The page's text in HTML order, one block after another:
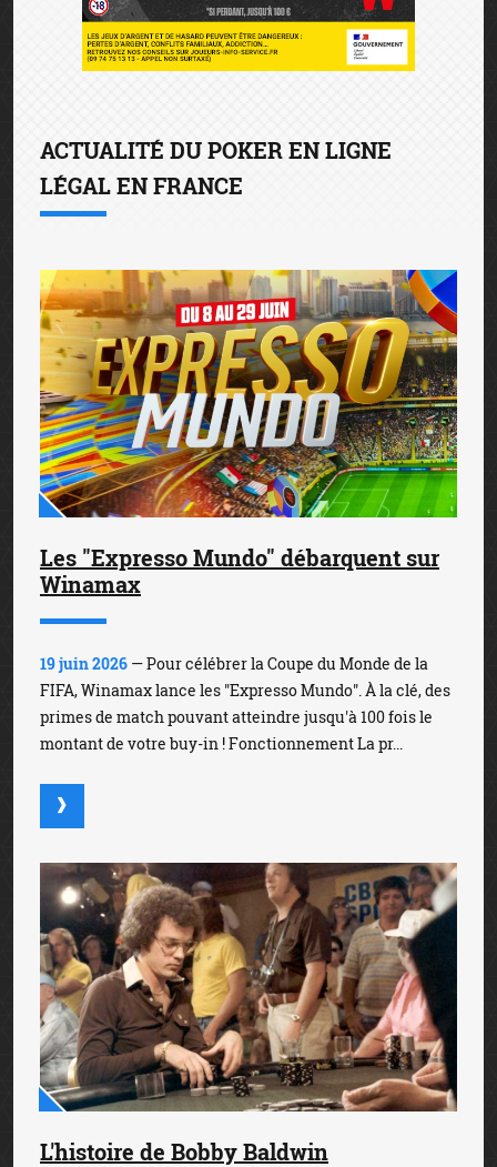
ACTUALITÉ DU POKER EN LIGNE
LÉGAL EN FRANCE
Les "Expresso Mundo" débarquent sur
Winamax
19 juin 2026 — Pour célébrer la Coupe du Monde de la
FIFA, Winamax lance les "Expresso Mundo". À la clé, des
primes de match pouvant atteindre jusqu'à 100 fois le
montant de votre buy-in ! Fonctionnement La pr...
L'histoire de Bobby Baldwin